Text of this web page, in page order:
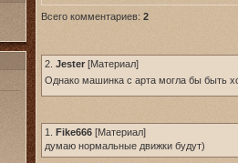
Всего комментариев: 2
2. Jester [Материал]
Однако машинка с арта могла бы быть
1. Fike666 [Материал]
думаю нормальные движки будут)